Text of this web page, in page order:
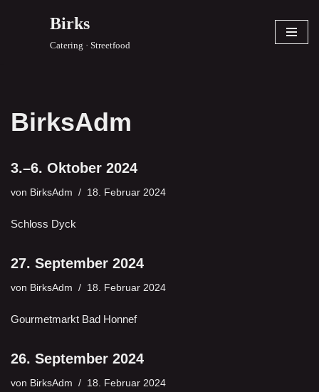
Birks
Catering · Streetfood
BirksAdm
3.–6. Oktober 2024
von BirksAdm 18. Februar 2024
Schloss Dyck
27. September 2024
von BirksAdm 18. Februar 2024
Gourmetmarkt Bad Honnef
26. September 2024
von BirksAdm 18. Februar 2024